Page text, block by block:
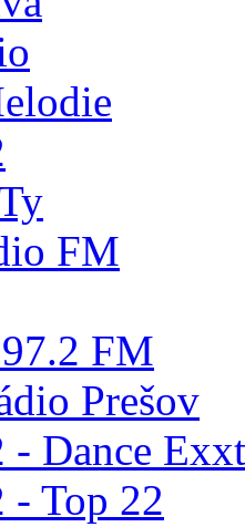
FM
FM
Prešov
- Dance
- Top 22